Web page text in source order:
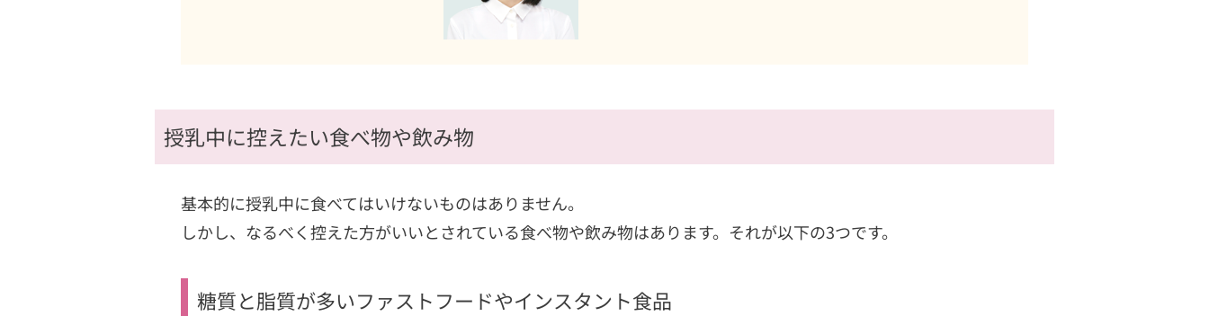
授乳中に控えたい食べ物や飲み物
基本的に授乳中に食べてはいけないものはありません。
しかし、なるべく控えた方がいいとされている食べ物や飲み物はあります。それが以下の3つです。
糖質と脂質が多いファストフードやインスタント食品